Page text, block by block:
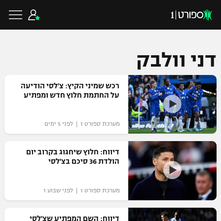
כדורגל ישראלי
ליגת העל
גביע הטוטו
ליגיונרים
גביע המדינה
כדורגל עולמי
ליגת האלופות
ליגה אירופית
ליגה אנגלית
כדורסל ישראלי
ליגת ווינר סל
ליגה לאומית
כדורסל עולמי
NBA
דני וולבק
רכש שמיני הקיץ: צ'לסי הודיעה
על החתמת חלוץ חדש ומפתיע
מערכת ספורט 1 | לפני 5 ימים
דיווח: חלוץ שיחגוג בקרוב יום
הולדת 36 סיכם בצ'לסי
מערכת ספורט 1 | לפני שבוע 1
דיווח: השם המפתיע שצ'לסי